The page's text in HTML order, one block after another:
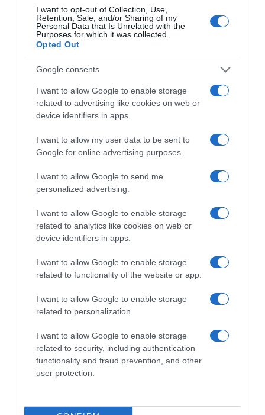
I want to opt-out of Collection, Use,
Retention, Sale, and/or Sharing of my
Personal Data that Is Unrelated with the
Purposes for which it was collected.
Opted Out
Google consents
I want to allow Google to enable storage
related to advertising like cookies on web or
device identifiers in apps.
I want to allow my user data to be sent to
Google for online advertising purposes.
I want to allow Google to send me
personalized advertising.
I want to allow Google to enable storage
related to analytics like cookies on web or
device identifiers in apps.
I want to allow Google to enable storage
related to functionality of the website or app.
I want to allow Google to enable storage
related to personalization.
I want to allow Google to enable storage
related to security, including authentication
functionality and fraud prevention, and other
user protection.
ΠΟΛΙΤΙΚΗ